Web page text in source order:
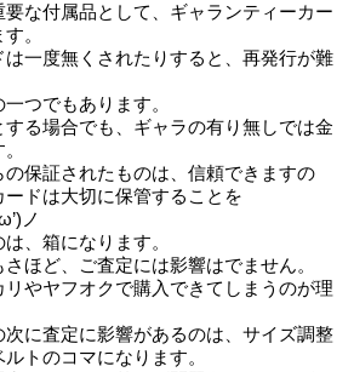
な付属品として、ギャランティーカー
。
一度無くされたりすると、再発行が難
つでもあります。
る場合でも、ギャラの有り無しでは金
保証されたものは、信頼できますの
ドは大切に保管することを
ノ
、箱になります。
ほど、ご査定には影響はでません。
やヤフオクで購入できてしまうのが理
に査定に影響があるのは、サイズ調整
トのコマになります。